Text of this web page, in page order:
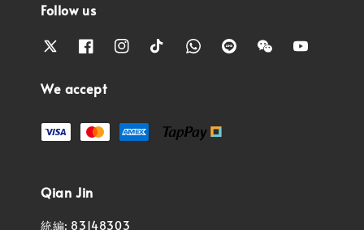
Follow us
We accept
Qian Jin
統編: 83148303